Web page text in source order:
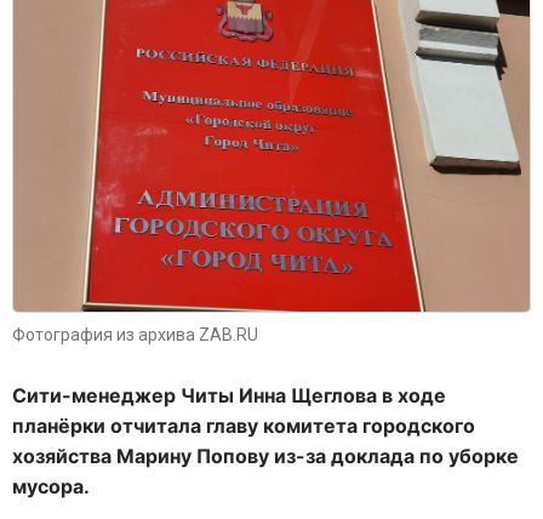
Фотография из архива ZAB.RU
Сити-менеджер Читы Инна Щеглова в ходе
планёрки отчитала главу комитета городского
хозяйства Марину Попову из-за доклада по уборке
мусора.